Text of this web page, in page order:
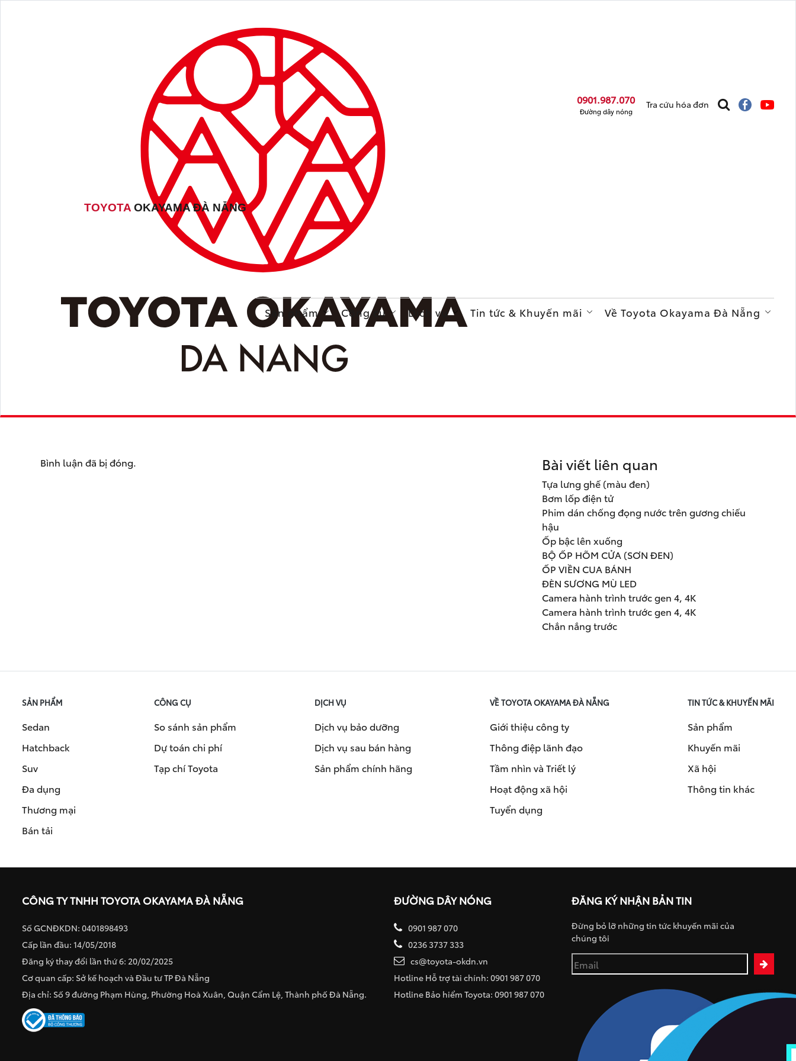
TOYOTA OKAYAMA ĐÀ NẴNG
0901.987.070
Đường dây nóng
Tra cứu hóa đơn
Sản phẩm Công cụ Dịch vụ Tin tức & Khuyến mãi Về Toyota Okayama Đà Nẵng
Bình luận đã bị đóng. Bài viết liên quan
Tựa lưng ghế (màu đen)
Bơm lốp điện tử
Phim dán chống đọng nước trên gương chiếu
hậu
Ốp bậc lên xuống
BỘ ỐP HÕM CỬA (SƠN ĐEN)
ỐP VIỀN CUA BÁNH
ĐÈN SƯƠNG MÙ LED
Camera hành trình trước gen 4, 4K
Camera hành trình trước gen 4, 4K
Chắn nắng trước
SẢN PHẨM
Sedan
Hatchback
Suv
Đa dụng
Thương mại
Bán tải
CÔNG CỤ
So sánh sản phẩm
Dự toán chi phí
Tạp chí Toyota
DỊCH VỤ
Dịch vụ bảo dưỡng
Dịch vụ sau bán hàng
Sản phẩm chính hãng
VỀ TOYOTA OKAYAMA ĐÀ NẴNG
Giới thiệu công ty
Thông điệp lãnh đạo
Tầm nhìn và Triết lý
Hoạt động xã hội
Tuyển dụng
TIN TỨC & KHUYẾN MÃI
Sản phẩm
Khuyến mãi
Xã hội
Thông tin khác
CÔNG TY TNHH TOYOTA OKAYAMA ĐÀ NẴNG
Số GCNĐKDN: 0401898493
Cấp lần đầu: 14/05/2018
Đăng ký thay đổi lần thứ 6: 20/02/2025
Cơ quan cấp: Sở kế hoạch và Đầu tư TP Đà Nẵng
Địa chỉ: Số 9 đường Phạm Hùng, Phường Hoà Xuân, Quận Cẩm Lệ, Thành phố Đà Nẵng.
ĐƯỜNG DÂY NÓNG
0901 987 070
0236 3737 333
cs@toyota-okdn.vn
Hotline Hỗ trợ tài chính: 0901 987 070
Hotline Bảo hiểm Toyota: 0901 987 070
ĐĂNG KÝ NHẬN BẢN TIN
Đừng bỏ lỡ những tin tức khuyến mãi của
chúng tôi